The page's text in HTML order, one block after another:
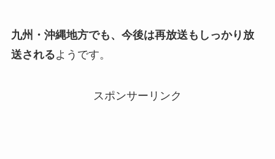
九州・沖縄地方でも、今後は再放送もしっかり放
送されるようです。
スポンサーリンク